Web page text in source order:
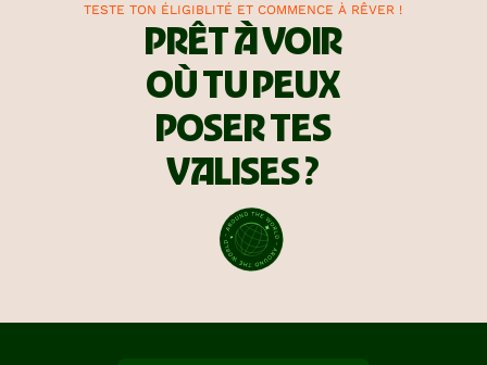
TESTE TON ÉLIGIBLITÉ ET COMMENCE À RÊVER !
PRÊT À VOIR
OÙ TU PEUX
POSER TES
VALISES ?